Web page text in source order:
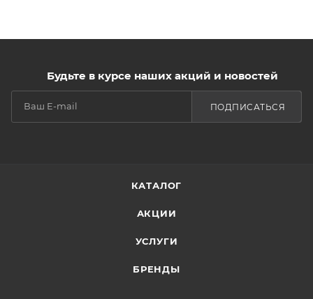
Будьте в курсе наших акций и новостей
ПОДПИСАТЬСЯ
КАТАЛОГ
АКЦИИ
УСЛУГИ
БРЕНДЫ